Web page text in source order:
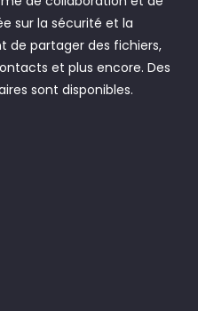
sur la sécurité et la
partager des fichiers,
et plus encore. Des
sont disponibles.